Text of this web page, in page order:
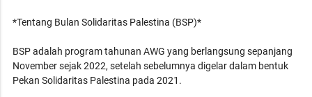
*Tentang Bulan Solidaritas Palestina (BSP)*
BSP adalah program tahunan AWG yang berlangsung sepanjang
November sejak 2022, setelah sebelumnya digelar dalam bentuk
Pekan Solidaritas Palestina pada 2021.